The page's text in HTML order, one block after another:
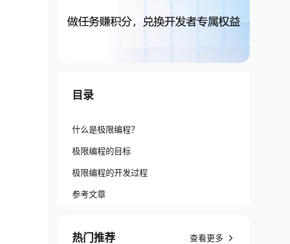
目录
什么是极限编程？
极限编程的目标
极限编程的开发过程
参考文章
热门推荐 查看更多